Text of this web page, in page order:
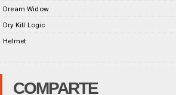
Dream Widow
Dry Kill Logic
Helmet
COMPARTE